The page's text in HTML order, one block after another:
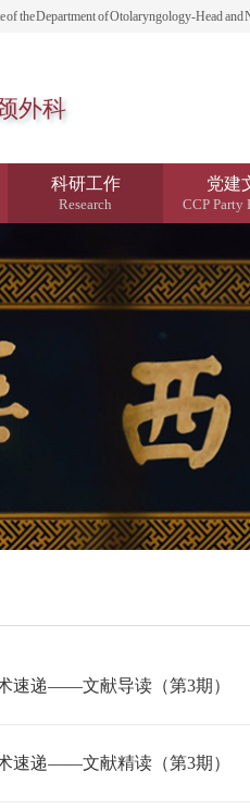
Department of Otolaryngology-Head and
外科
科研工作
Research
党建
CCP
了丰厚回报。
速递——文献导读（第3期）
速递——文献精读（第3期）